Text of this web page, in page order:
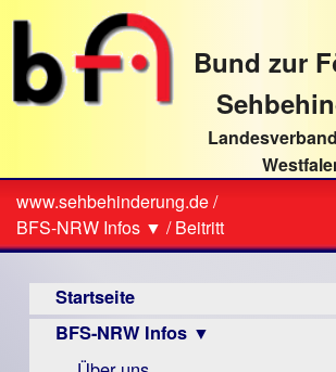
direkt
Textinhalt
Bund zur
Sie
sind
hier
www.sehbehinderung.de/
BFS-NRW Infos ▼ /Beitritt
Startseite
BFS-NRW Infos ▼